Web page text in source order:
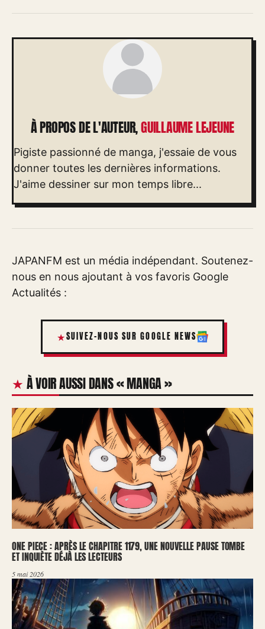
À PROPOS DE L'AUTEUR,GUILLAUME LEJEUNE
Pigiste passionné de manga, j'essaie de vous
donner toutes les dernières informations.
J'aime dessiner sur mon temps libre...
JAPANFM est un média indépendant. Soutenez-
nous en nous ajoutant à vos favoris Google
Actualités :
SUIVEZ-NOUS SUR GOOGLE NEWS
À VOIR AUSSI DANS « MANGA »
ONE PIECE : APRÈS LE CHAPITRE 1179, UNE NOUVELLE PAUSE TOMBE
ET INQUIÈTE DÉJÀ LES LECTEURS
5 mai 2026